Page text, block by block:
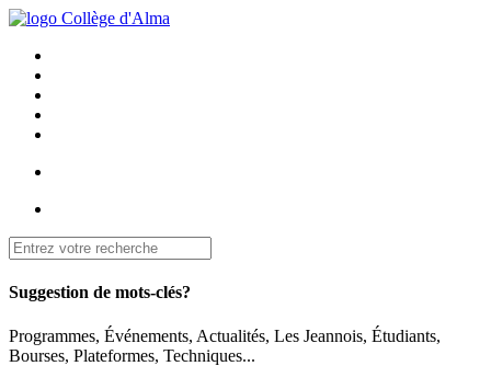
Suggestion de mots-clés?
Programmes, Événements, Actualités, Les Jeannois, Étudiants,
Bourses, Plateformes, Techniques...